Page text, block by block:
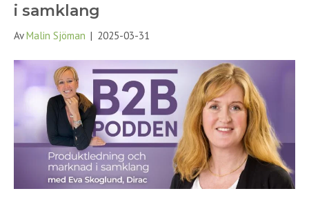
i samklang
AvMalin Sjöman | 2025-03-31